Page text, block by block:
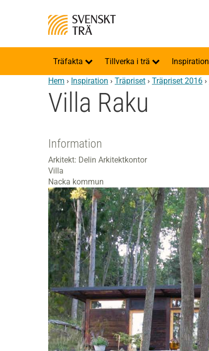
Träfakta Tillverka i trä Inspiration
Hem › Inspiration › Träpriset › Träpriset 2016 ›
Villa Raku
Information
Arkitekt: Delin Arkitektkontor
Villa
Nacka kommun